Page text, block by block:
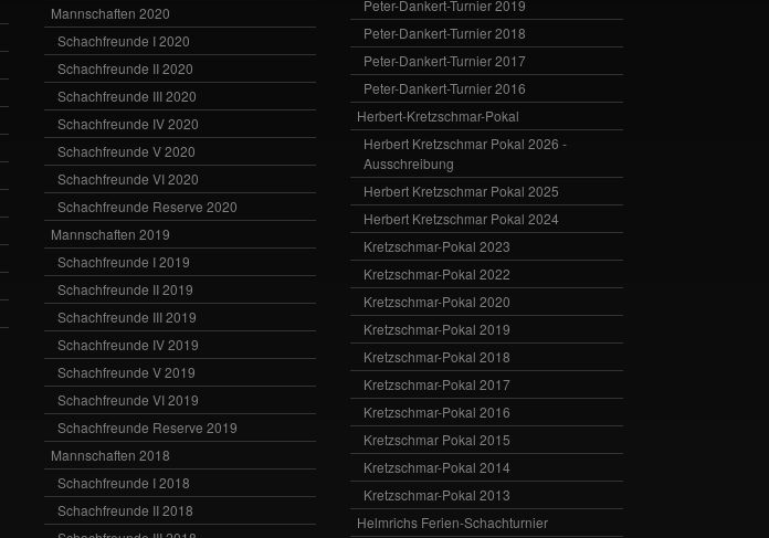
Mannschaften 2020
Schachfreunde I 2020
Schachfreunde II 2020
Schachfreunde III 2020
Schachfreunde IV 2020
Schachfreunde V 2020
Schachfreunde VI 2020
Schachfreunde Reserve 2020
Mannschaften 2019
Schachfreunde I 2019
Schachfreunde II 2019
Schachfreunde III 2019
Schachfreunde IV 2019
Schachfreunde V 2019
Schachfreunde VI 2019
Schachfreunde Reserve 2019
Mannschaften 2018
Schachfreunde I 2018
Schachfreunde II 2018
Peter-Dankert-Turnier 2019
Peter-Dankert-Turnier 2018
Peter-Dankert-Turnier 2017
Peter-Dankert-Turnier 2016
Herbert-Kretzschmar-Pokal
Herbert Kretzschmar Pokal 2026 -
Ausschreibung
Herbert Kretzschmar Pokal 2025
Herbert Kretzschmar Pokal 2024
Kretzschmar-Pokal 2023
Kretzschmar-Pokal 2022
Kretzschmar-Pokal 2020
Kretzschmar-Pokal 2019
Kretzschmar-Pokal 2018
Kretzschmar-Pokal 2017
Kretzschmar-Pokal 2016
Kretzschmar Pokal 2015
Kretzschmar-Pokal 2014
Kretzschmar-Pokal 2013
Helmrichs Ferien-Schachturnier